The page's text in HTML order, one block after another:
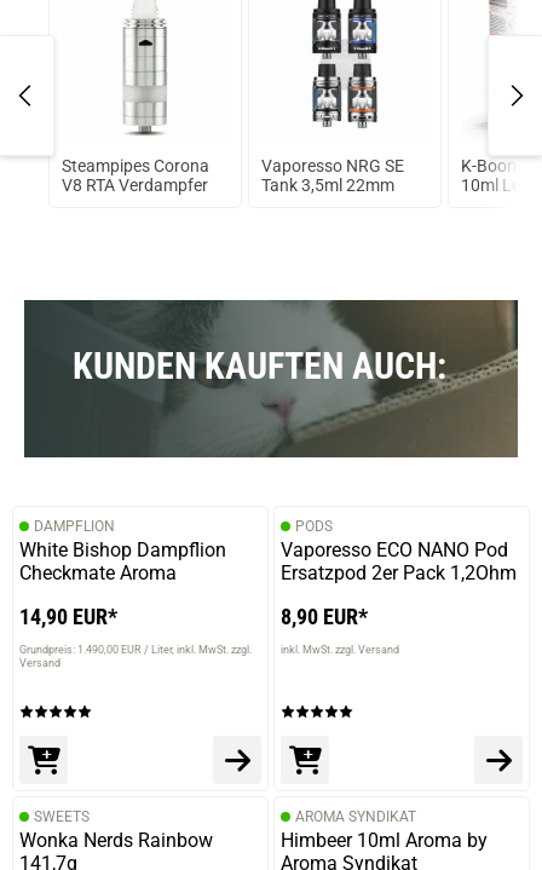
Steampipes Corona
V8 RTA Verdampfer
Vaporesso NRG SE
Tank 3,5ml 22mm
K-Boom
10ml
KUNDEN KAUFTEN AUCH:
DAMPFLION
White Bishop Dampflion
Checkmate Aroma
14,90 EUR*
Grundpreis: 1.490,00 EUR / Liter inkl. MwSt. zzgl.
Versand
PODS
Vaporesso ECO NANO Pod
Ersatzpod 2er Pack 1,2Ohm
8,90 EUR*
inkl. MwSt. zzgl. Versand
SWEETS
Wonka Nerds Rainbow
141,7g
AROMA SYNDIKAT
Himbeer 10ml Aroma by
Aroma Syndikat